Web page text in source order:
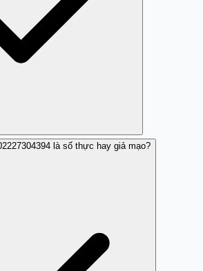
cuộc gọi từ 02227304394 có chửi
cơ quan quản lý; (4) nếu hành vi
gọi 113 hoặc báo công an địa
là số thực hay giả mạo?